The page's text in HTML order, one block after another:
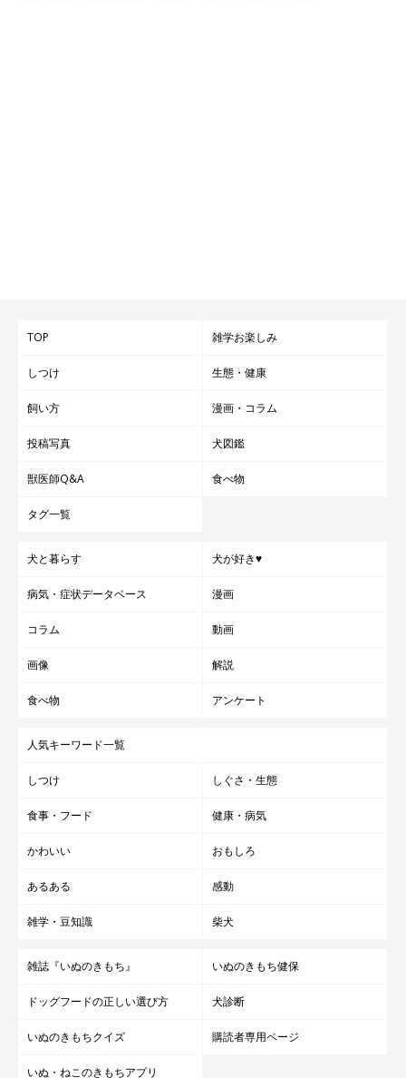
TOP 雑学お楽しみ
しつけ 生態・健康
飼い方 漫画・コラム
投稿写真 犬図鑑
獣医師Q&A 食べ物
タグ一覧
犬と暮らす 犬が好き♥
病気・症状データベース 漫画
コラム 動画
画像 解説
食べ物 アンケート
人気キーワード一覧
しつけ しぐさ・生態
食事・フード 健康・病気
かわいい おもしろ
あるある 感動
雑学・豆知識 柴犬
雑誌『いぬのきもち』 いぬのきもち健保
ドッグフードの正しい選び方 犬診断
いぬのきもちクイズ 購読者専用ページ
いぬ・ねこのきもちアプリ